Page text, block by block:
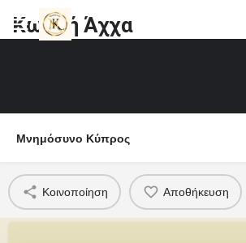
Κωστή Άχχα
Μνημόσυνο Κύπρος
Κοινοποίηση Αποθήκευση